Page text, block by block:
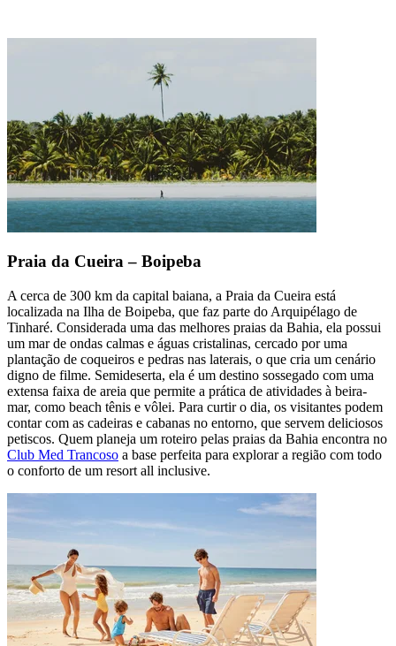
Praia da Cueira – Boipeba
A cerca de 300 km da capital baiana, a Praia da Cueira está
localizada na Ilha de Boipeba, que faz parte do Arquipélago de
Tinharé. Considerada uma das melhores praias da Bahia, ela possui
um mar de ondas calmas e águas cristalinas, cercado por uma
plantação de coqueiros e pedras nas laterais, o que cria um cenário
digno de filme. Semideserta, ela é um destino sossegado com uma
extensa faixa de areia que permite a prática de atividades à beira-
mar, como beach tênis e vôlei. Para curtir o dia, os visitantes podem
contar com as cadeiras e cabanas no entorno, que servem deliciosos
petiscos. Quem planeja um roteiro pelas praias da Bahia encontra no
Club Med Trancoso a base perfeita para explorar a região com todo
o conforto de um resort all inclusive.